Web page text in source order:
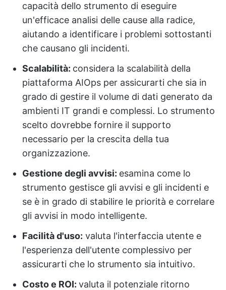
capacità dello strumento di eseguire
un'efficace analisi delle cause alla radice,
aiutando a identificare i problemi sottostanti
che causano gli incidenti.
Scalabilità: considera la scalabilità della
piattaforma AIOps per assicurarti che sia in
grado di gestire il volume di dati generato da
ambienti IT grandi e complessi. Lo strumento
scelto dovrebbe fornire il supporto
necessario per la crescita della tua
organizzazione.
Gestione degli avvisi: esamina come lo
strumento gestisce gli avvisi e gli incidenti e
se è in grado di stabilire le priorità e correlare
gli avvisi in modo intelligente.
Facilità d'uso: valuta l'interfaccia utente e
l'esperienza dell'utente complessivo per
assicurarti che lo strumento sia intuitivo.
Costo e ROI: valuta il potenziale ritorno